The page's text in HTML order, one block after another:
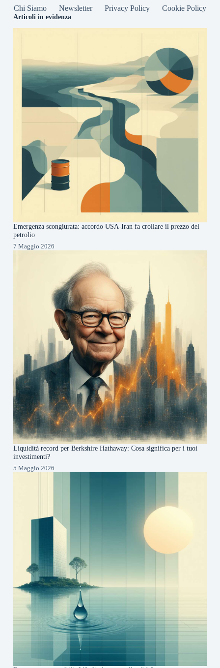
Chi Siamo Newsletter Privacy Policy Cookie Policy
Articoli in evidenza
Emergenza scongiurata: accordo USA-Iran fa crollare il prezzo del
petrolio
7 Maggio 2026
Liquidità record per Berkshire Hathaway: Cosa significa per i tuoi
investimenti?
5 Maggio 2026